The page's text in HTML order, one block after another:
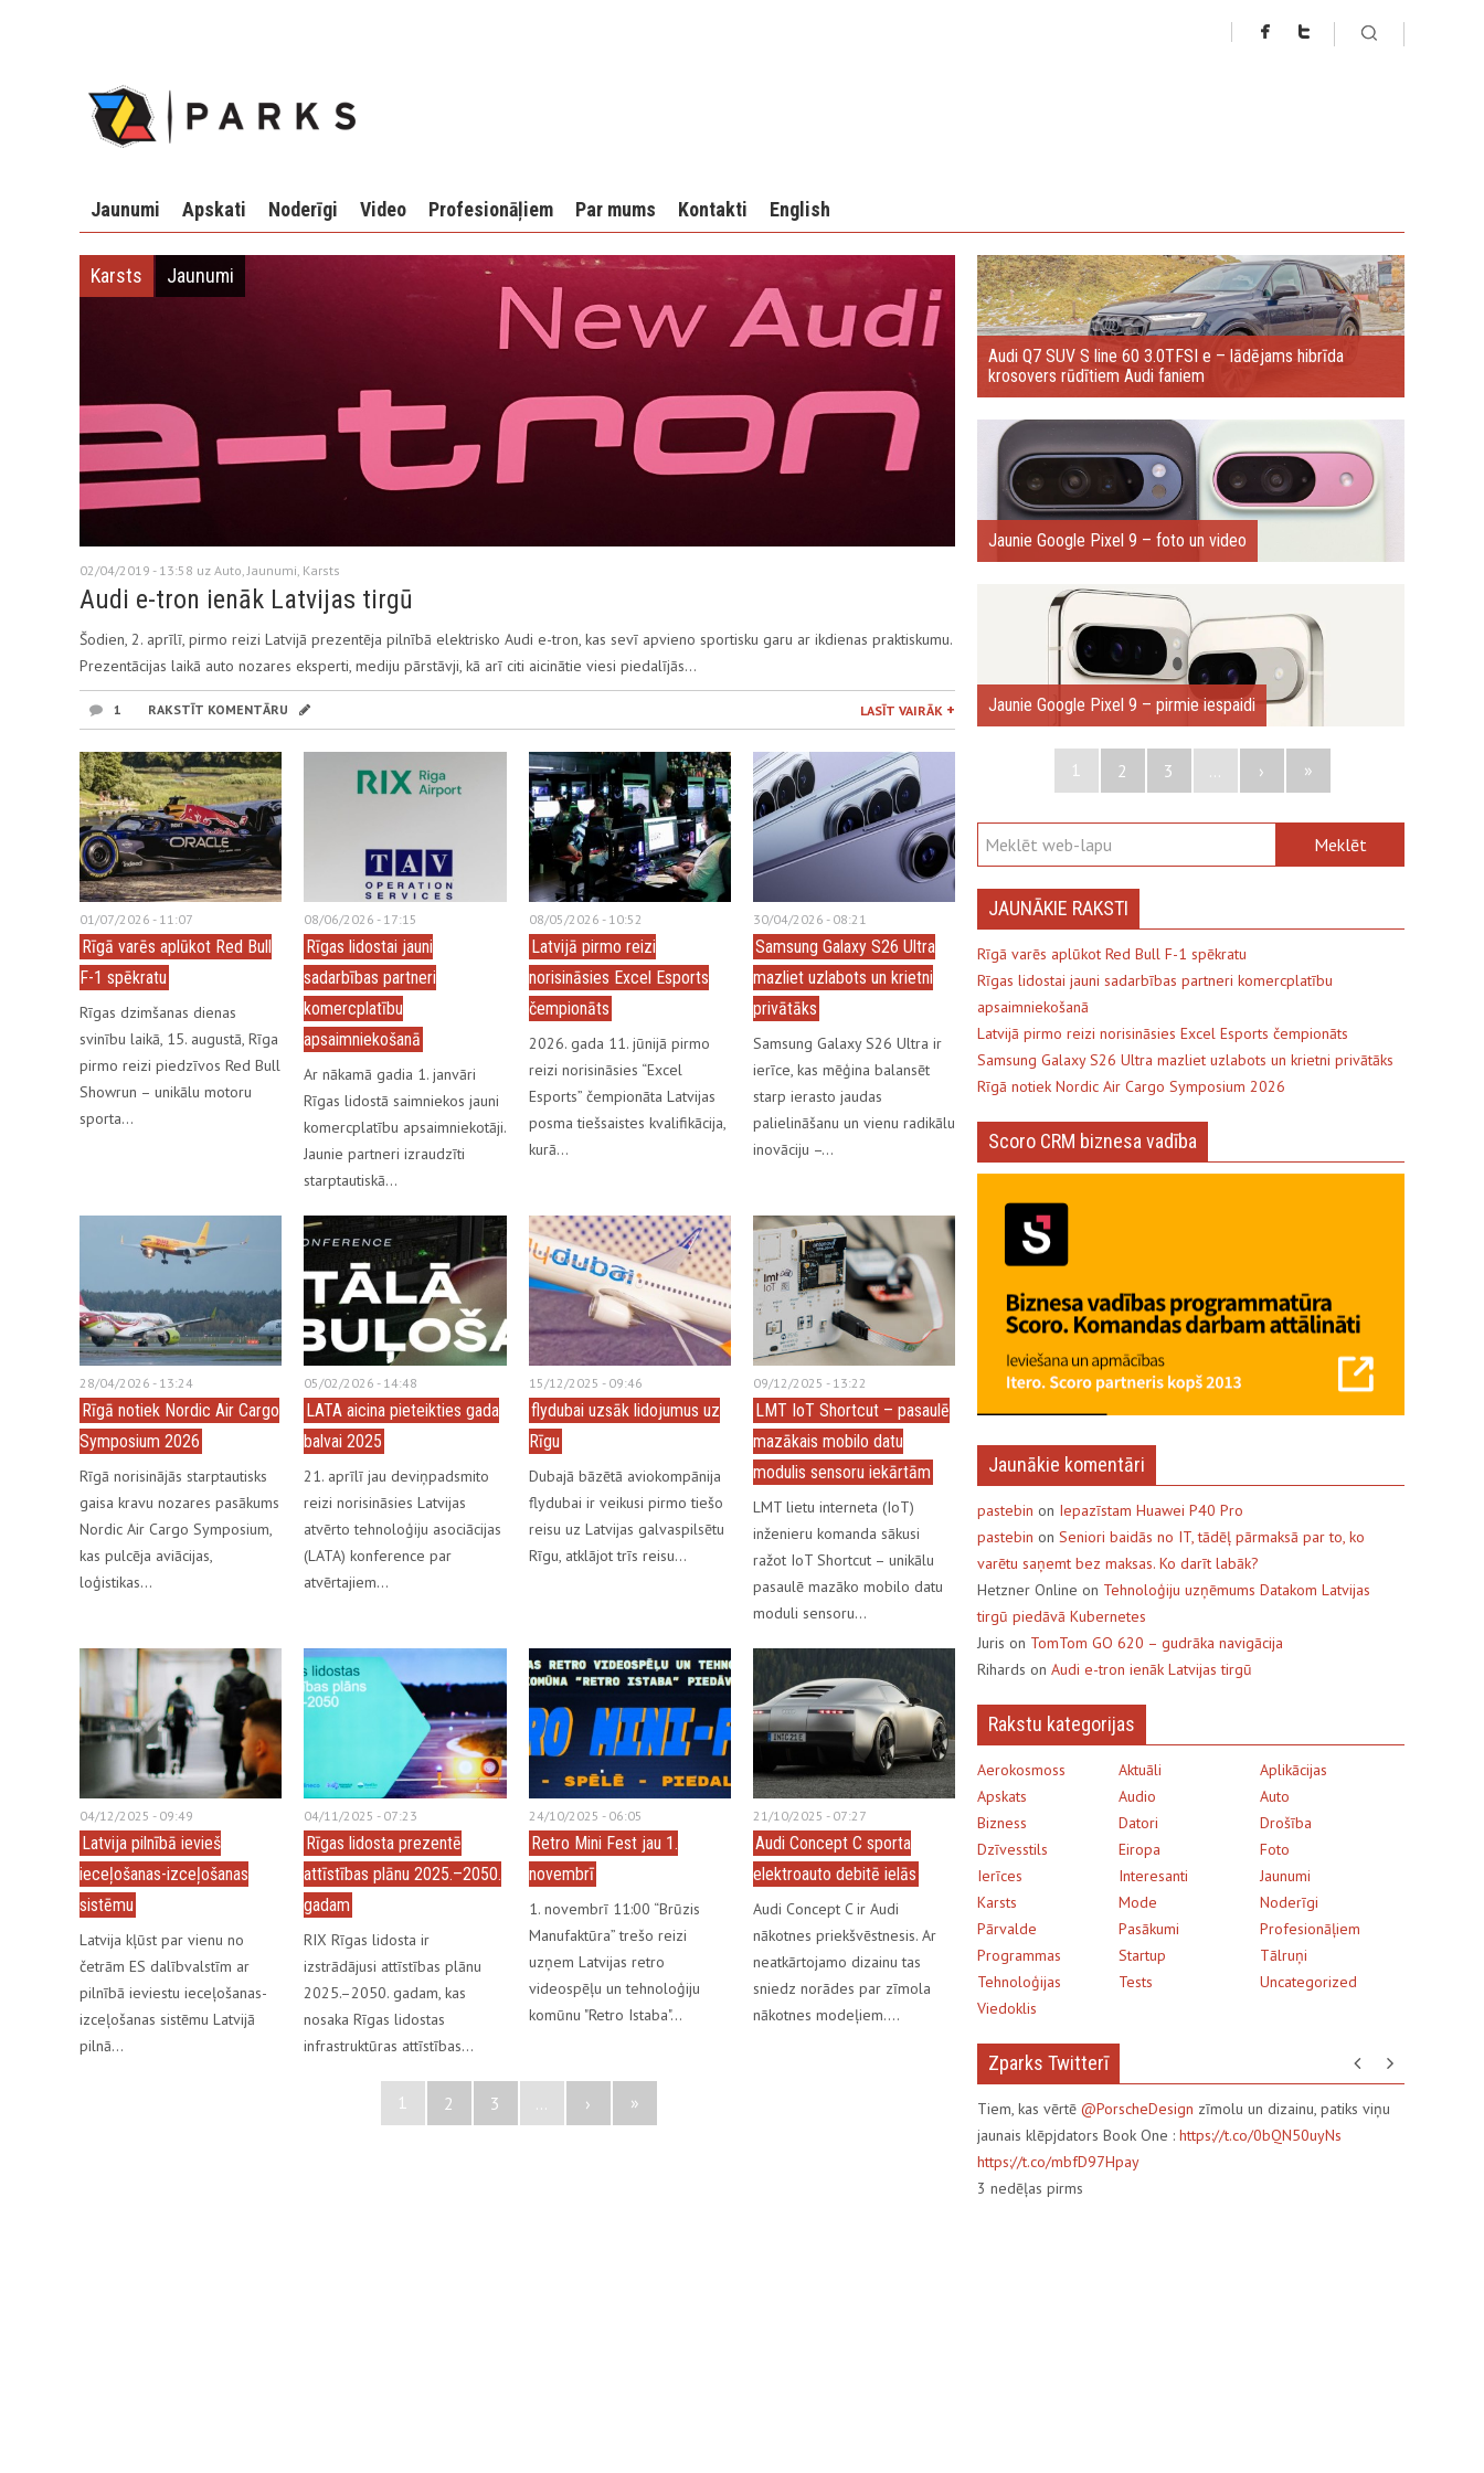
Jaunumi Apskati Noderīgi Video Profesionāļiem Par mums Kontakti English
Karsts Jaunumi
02/04/2019 - 13:58 uz Auto,Jaunumi, Karsts
Audi e-tron ienāk Latvijas tirgū
Šodien, 2. aprīlī, pirmo reizi Latvijā prezentēja pilnībā elektrisko Audi e-tron, kas sevī apvieno sportisku garu ar ikdienas praktiskumu.
Prezentācijas laikā auto nozares eksperti, mediju pārstāvji, kā arī citi aicinātie viesi piedalījās…
LASĪT VAIRĀK +
1 RAKSTĪT KOMENTĀRU
01/07/2026 - 11:07
Rīgā varēs aplūkot Red Bull
F-1 spēkratu
Rīgas dzimšanas dienas
svinību laikā, 15. augustā, Rīga
pirmo reizi piedzīvos Red Bull
Showrun – unikālu motoru
sporta…
08/06/2026 - 17:15
Rīgas lidostai jauni
sadarbības partneri
komercplatību
apsaimniekošanā
Ar nākamā gadia 1. janvāri
Rīgas lidostā saimniekos jauni
komercplatību apsaimniekotāji.
Jaunie partneri izraudzīti
starptautiskā…
08/05/2026 - 10:52
Latvijā pirmo reizi
norisināsies Excel Esports
čempionāts
2026. gada 11. jūnijā pirmo
reizi norisināsies “Excel
Esports” čempionāta Latvijas
posma tiešsaistes kvalifikācija,
kurā…
30/04/2026 - 08:21
Samsung Galaxy S26 Ultra
mazliet uzlabots un krietni
privātāks
Samsung Galaxy S26 Ultra ir
ierīce, kas mēģina balansēt
starp ierasto jaudas
palielināšanu un vienu radikālu
inovāciju –…
28/04/2026 - 13:24
Rīgā notiek Nordic Air Cargo
Symposium 2026
Rīgā norisinājās starptautisks
gaisa kravu nozares pasākums
Nordic Air Cargo Symposium,
kas pulcēja aviācijas,
loģistikas…
05/02/2026 - 14:48
LATA aicina pieteikties gada
balvai 2025
21. aprīlī jau deviņpadsmito
reizi norisināsies Latvijas
atvērto tehnoloģiju asociācijas
(LATA) konference par
atvērtajiem…
15/12/2025 - 09:46
flydubai uzsāk lidojumus uz
Rīgu
Dubajā bāzētā aviokompānija
flydubai ir veikusi pirmo tiešo
reisu uz Latvijas galvaspilsētu
Rīgu, atklājot trīs reisu…
09/12/2025 - 13:22
LMT IoT Shortcut – pasaulē
mazākais mobilo datu
modulis sensoru iekārtām
LMT lietu interneta (IoT)
inženieru komanda sākusi
ražot IoT Shortcut – unikālu
pasaulē mazāko mobilo datu
moduli sensoru…
04/12/2025 - 09:49
Latvija pilnībā ievieš
ieceļošanas-izceļošanas
sistēmu
Latvija kļūst par vienu no
četrām ES dalībvalstīm ar
pilnībā ieviestu ieceļošanas-
izceļošanas sistēmu Latvijā
pilnā…
04/11/2025 - 07:23
Rīgas lidosta prezentē
attīstības plānu 2025.–2050.
gadam
RIX Rīgas lidosta ir
izstrādājusi attīstības plānu
2025.–2050. gadam, kas
nosaka Rīgas lidostas
infrastruktūras attīstības…
24/10/2025 - 06:05
Retro Mini Fest jau 1.
novembrī
1. novembrī 11:00 “Brūzis
Manufaktūra” trešo reizi
uzņem Latvijas retro
videospēļu un tehnoloģiju
komūnu "Retro Istaba"…
21/10/2025 - 07:27
Audi Concept C sporta
elektroauto debitē ielās
Audi Concept C ir Audi
nākotnes priekšvēstnesis. Ar
neatkārtojamo dizainu tas
sniedz norādes par zīmola
nākotnes modeļiem.…
1 2 3 › »
Audi Q7 SUV S line 60 3.0TFSI e – lādējams hibrīda
krosovers rūdītiem Audi faniem
Jaunie Google Pixel 9 – foto un video
Jaunie Google Pixel 9 – pirmie iespaidi
1 2 3 › »
JAUNĀKIE RAKSTI
Rīgā varēs aplūkot Red Bull F-1 spēkratu
Rīgas lidostai jauni sadarbības partneri komercplatību
apsaimniekošanā
Latvijā pirmo reizi norisināsies Excel Esports čempionāts
Samsung Galaxy S26 Ultra mazliet uzlabots un krietni privātāks
Rīgā notiek Nordic Air Cargo Symposium 2026
Scoro CRM biznesa vadība
Jaunākie komentāri
pastebin on Iepazīstam Huawei P40 Pro
pastebin onSeniori baidās no IT, tādēļ pārmaksā par to, ko
varētu saņemt bez maksas. Ko darīt labāk?
Hetzner Online on Tehnoloģiju uzņēmums Datakom Latvijas
tirgū piedāvā Kubernetes
Juris on TomTom GO 620 – gudrāka navigācija
Rihards onAudi e-tron ienāk Latvijas tirgū
Rakstu kategorijas
Aerokosmoss Aktuāli
Aplikācijas
Apskats
Audio
Auto
Bizness
Datori
Drošība
Dzīvesstils
Eiropa
Foto
Ierīces
Interesanti
Jaunumi
Karsts
Mode
Noderīgi
Pārvalde
Pasākumi
Profesionāļiem
Programmas
Startup
Tālruņi
Tehnoloģijas
Tests
Uncategorized
Viedoklis
Zparks Twitterī
Tiem, kas vērtē@PorscheDesign zīmolu un dizainu, patiks viņu
jaunais klēpjdators Book One :https://t.co/0bQN50uyNs
https://t.co/mbfD97Hpay
3nedēļas pirms